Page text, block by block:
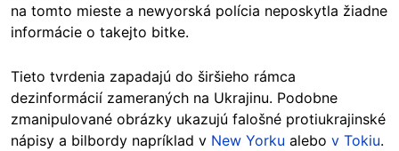
na tomto mieste a newyorská polícia neposkytla žiadne
informácie o takejto bitke.
Tieto tvrdenia zapadajú do širšieho rámca
dezinformácií zameraných na Ukrajinu. Podobne
zmanipulované obrázky ukazujú falošné protiukrajinské
nápisy a bilbordy napríklad v New Yorku alebo v Tokiu.